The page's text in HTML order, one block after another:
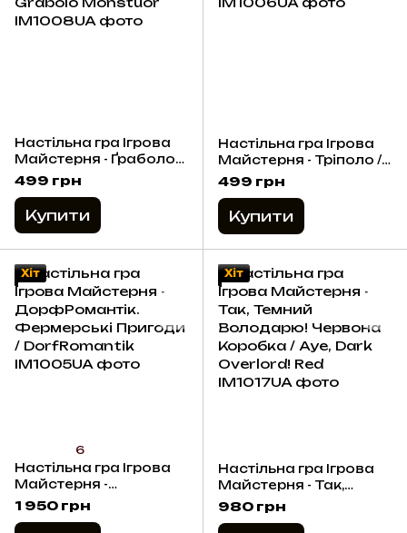
Настільна гра Ігрова
Майстерня - Ґраболо
Монстри / Grabolo
Monstuor
499 грн
Купити
Настільна гра Ігрова
Майстерня - Тріполо /
Tripolo
499 грн
Купити
Хіт
6
Настільна гра Ігрова
Майстерня -
ДорфРомантік.
Фермерські Пригоди /
1 950 грн
Хіт
Настільна гра Ігрова
Майстерня - Так,
Темний Володарю!
Червона Коробка / Aye,
980 грн